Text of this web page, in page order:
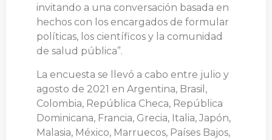
invitando a una conversación basada en
hechos con los encargados de formular
políticas, los científicos y la comunidad
de salud pública”.
La encuesta se llevó a cabo entre julio y
agosto de 2021 en Argentina, Brasil,
Colombia, República Checa, República
Dominicana, Francia, Grecia, Italia, Japón,
Malasia, México, Marruecos, Países Bajos,